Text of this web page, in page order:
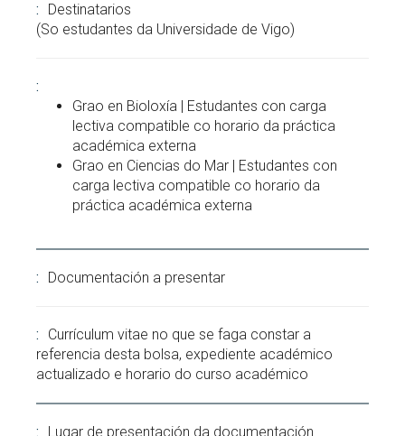
Destinatarios
(So estudantes da Universidade de Vigo)
Grao en Bioloxía | Estudantes con carga
lectiva compatible co horario da práctica
académica externa
Grao en Ciencias do Mar | Estudantes con
carga lectiva compatible co horario da
práctica académica externa
Documentación a presentar
Currículum vitae no que se faga constar a
referencia desta bolsa, expediente académico
actualizado e horario do curso académico
Lugar de presentación da documentación